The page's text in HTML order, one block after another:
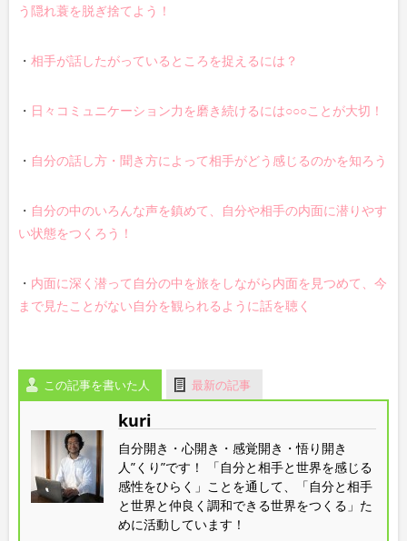
う隠れ蓑を脱ぎ捨てよう！
・ 相手が話したがっているところを捉えるには？
・ 日々コミュニケーション力を磨き続けるには○○○ことが大切！
・ 自分の話し方・聞き方によって相手がどう感じるのかを知ろう
・ 自分の中のいろんな声を鎮めて、自分や相手の内面に潜りやす
い状態をつくろう！
・ 内面に深く潜って自分の中を旅をしながら内面を見つめて、今
まで見たことがない自分を観られるように話を聴く
この記事を書いた人 最新の記事
kuri
自分開き・心開き・感覚開き・悟り開き
人”くり”です！ 「自分と相手と世界を感じる
感性をひらく」ことを通して、「自分と相手
と世界と仲良く調和できる世界をつくる」た
めに活動しています！